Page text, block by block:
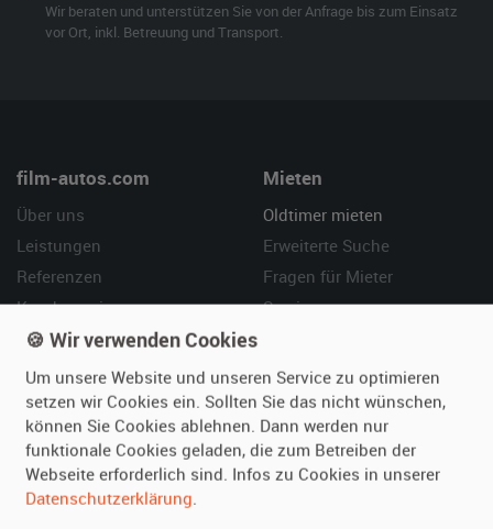
Wir beraten und unterstützen Sie von der Anfrage bis zum Einsatz
vor Ort, inkl. Betreuung und Transport.
film-autos.com
Über uns
Leistungen
Referenzen
Kundenmeinungen
Mieten
Oldtimer mieten
Erweiterte Suche
Fragen für Mieter
Service
Oldtimer anmelden
Fotos senden
Fragen für Vermieter
Inserat verwalten
Häufige Fragen (FAQ)
So funktioniert's
Kontakt
🍪 Wir verwenden Cookies
Um unsere Website und unseren Service zu optimieren
setzen wir Cookies ein. Sollten Sie das nicht wünschen,
können Sie Cookies ablehnen. Dann werden nur
funktionale Cookies geladen, die zum Betreiben der
Webseite erforderlich sind. Infos zu Cookies in unserer
Datenschutzerklärung.